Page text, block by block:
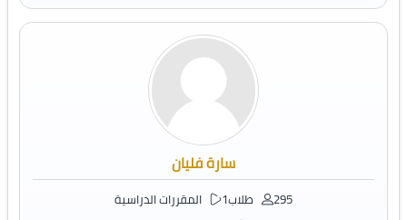
سارة فليان
295 طلاب 1 المقررات الدراسية